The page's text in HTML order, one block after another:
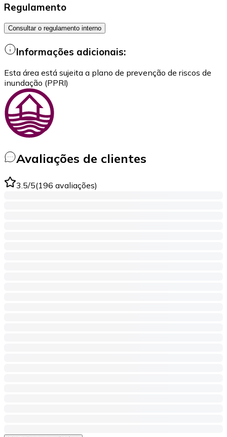
Regulamento
Consultar o regulamento interno
Informações adicionais:
Esta área está sujeita a plano de prevenção de riscos de
inundação (PPRI)
Avaliações de clientes
3.5/5(196 avaliações)